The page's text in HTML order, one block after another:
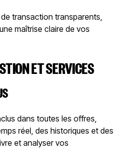
transaction transparents,
maîtrise claire de vos
ET SERVICES
dans toutes les offres,
réel, des historiques et des
et analyser vos